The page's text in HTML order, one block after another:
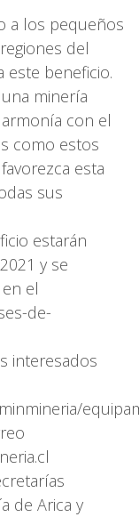
a los pequeños
del
este beneficio.
minería
con el
como estos
esta
sus
estarán
y se
el
de-
interesados
de Arica y